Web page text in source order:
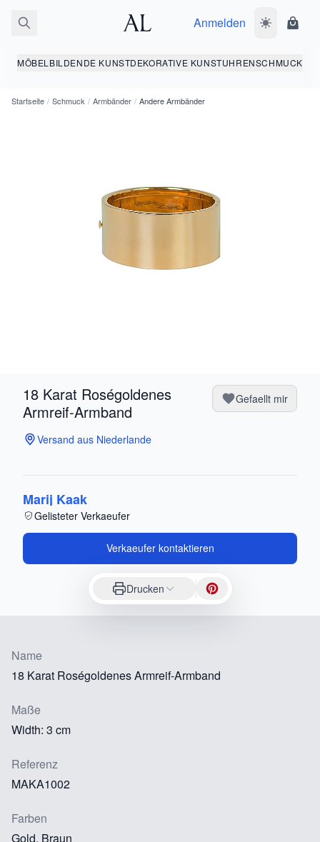
Anmelden
MÖBEL BILDENDE KUNSTDEKORATIVE KUNSTUHRENSCHMUCK
Startseite / Schmuck / Armbänder / Andere Armbänder
18 Karat Roségoldenes
Armreif-Armband
Gefaellt mir
Versand aus Niederlande
Marij Kaak
Gelisteter Verkaeufer
Verkaeufer kontaktieren
Drucken
Name
18 Karat Roségoldenes Armreif-Armband
Maße
Width: 3 cm
Referenz
MAKA1002
Farben
Gold, Braun